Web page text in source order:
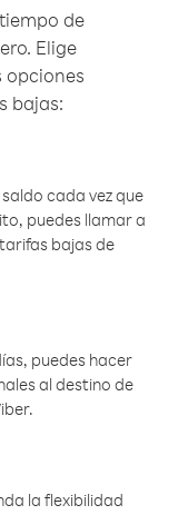
de
Elige
opciones
bajas:
cada vez que
puedes llamar a
bajas de
puedes hacer
al destino de
la flexibilidad